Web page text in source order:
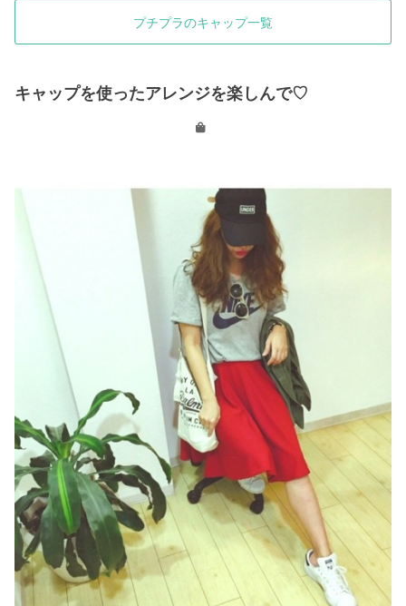
プチプラのキャップ一覧
キャップを使ったアレンジを楽しんで♡